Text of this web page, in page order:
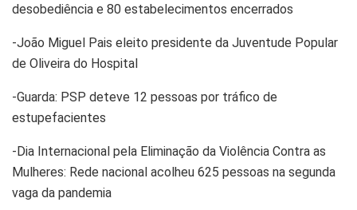
desobediência e 80 estabelecimentos encerrados
-João Miguel Pais eleito presidente da Juventude Popular
de Oliveira do Hospital
-Guarda: PSP deteve 12 pessoas por tráfico de
estupefacientes
-Dia Internacional pela Eliminação da Violência Contra as
Mulheres: Rede nacional acolheu 625 pessoas na segunda
vaga da pandemia